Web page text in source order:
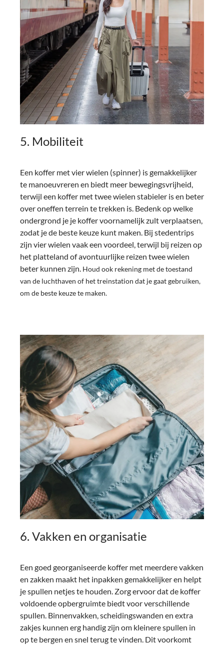
5. Mobiliteit
Een koffer met vier wielen (spinner) is gemakkelijker
te manoeuvreren en biedt meer bewegingsvrijheid,
terwijl een koffer met twee wielen stabieler is en beter
over oneffen terrein te trekken is. Bedenk op welke
ondergrond je je koffer voornamelijk zult verplaatsen,
zodat je de beste keuze kunt maken. Bij stedentrips
zijn vier wielen vaak een voordeel, terwijl bij reizen op
het platteland of avontuurlijke reizen twee wielen
beter kunnen zijn. Houd ook rekening met de toestand
van de luchthaven of het treinstation dat je gaat gebruiken,
om de beste keuze te maken.
6. Vakken en organisatie
Een goed georganiseerde koffer met meerdere vakken
en zakken maakt het inpakken gemakkelijker en helpt
je spullen netjes te houden. Zorg ervoor dat de koffer
voldoende opbergruimte biedt voor verschillende
spullen. Binnenvakken, scheidingswanden en extra
zakjes kunnen erg handig zijn om kleinere spullen in
op te bergen en snel terug te vinden. Dit voorkomt